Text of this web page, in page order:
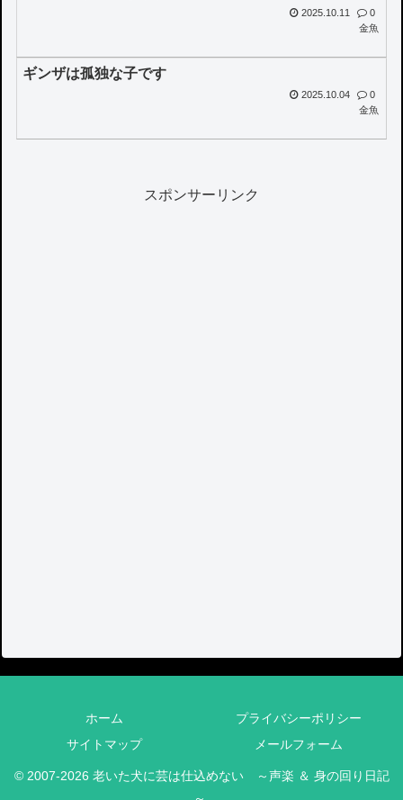
2025.10.11
0
金魚
ギンザは孤独な子です
2025.10.04
0
金魚
スポンサーリンク
ホーム
プライバシーポリシー
サイトマップ
メールフォーム
© 2007-2026 老いた犬に芸は仕込めない ～声楽 ＆ 身の回り日記